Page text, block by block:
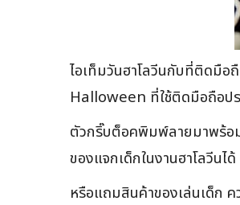
ไอเท็มวันฮาโลวีนกับที่ติดมื
Halloween ที่ใช้ติดมือถือปร
ตัวกริ๊บต็อคพิมพ์ลายมาพร้อ
ของแจกเด็กในงานฮาโลวีนไ
หรือแถมสินค้าของเล่นเด็ก